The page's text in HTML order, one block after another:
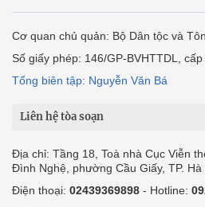
Cơ quan chủ quản: Bộ Dân tộc và
Số giấy phép: 146/GP-BVHTTDL,
Tổng biên tập: Nguyễn Văn Bá
Liên hệ tòa soạn
Địa chỉ: Tầng 18, Toà nhà Cục Viễn
Đình Nghệ, phường Cầu Giấy, TP. Hà
Điện thoại: 02439369898 - Hotline: